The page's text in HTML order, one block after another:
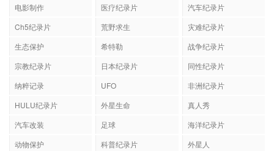
电影制作
医疗纪录片
汽车纪录片
Ch5纪录片
荒野求生
灾难纪录片
生态保护
希特勒
战争纪录片
宗教纪录片
日本纪录片
同性纪录片
纳粹记录
UFO
非洲纪录片
HULU纪录片
外星生命
真人秀
汽车改装
足球
海洋纪录片
动物保护
科普纪录片
外星人